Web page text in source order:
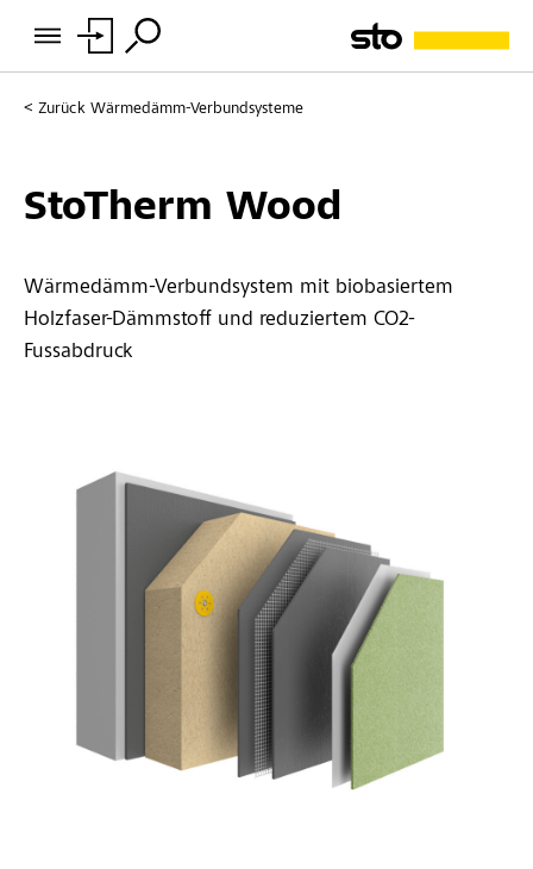
Zurück Wärmedämm-Verbundsysteme
StoTherm Wood
Wärmedämm-Verbundsystem mit biobasiertem
Holzfaser-Dämmstoff und reduziertem CO2-
Fussabdruck